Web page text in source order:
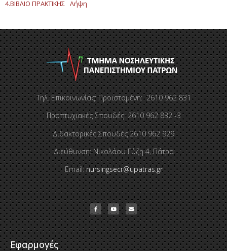
4.ΒΙΒΛΙΟ ΠΡΑΚΤΙΚΗΣ Λήψη
Τηλ. Επικοινωνίας: Προϊσταμένη: 2610 962 831
Προπτυχιακές Σπουδές: 2610 962 832 -3
Διδακτορικές Σπουδές 2610 962 929
Διεύθυνση: Νικολάου Γύζη 4, Πάτρα
Email:nursingsecr@upatras.gr
Εφαρμογές